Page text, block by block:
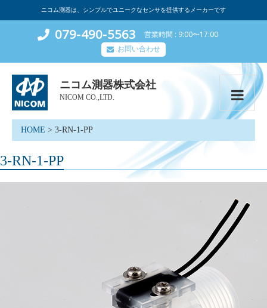
ニコム測器は、シンプルでユニークなセンサを提供するメーカーです
079-490-5563 営業時間 9:00〜17:00
お問い合わせ
ニコム測器株式会社
NICOM CO.,LTD.
HOME > 3-RN-1-PP
3-RN-1-PP